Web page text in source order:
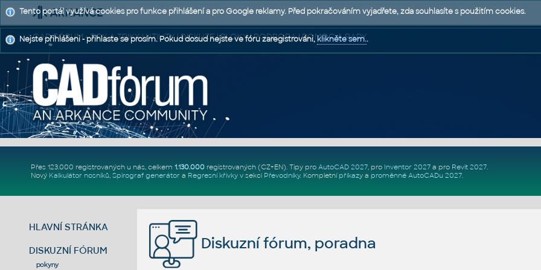
CAD FÓRUM - TIPY A TRIKY | UTILITY | DISKUZE | BLOKY | PODPORA | POMOC A RADY
Přes 123.000 registrovaných u nás, celkem 1.130.000registrovaných (CZ+EN). Tipy pro AutoCAD 2027, pro Inventor 2027a pro Revit 2027.
Nový Kalkulátor nosníků, Spirograf generátor a Regresní křivkyv sekci Převodníky. Kompletní příkazya proměnné AutoCADu 2027.
HLAVNÍ STRÁNKA
DISKUZNÍ FÓRUM
pokyny
Diskuzní fórum, poradna
Tento portál využívá cookies pro funkce přihlášení a pro Google reklamy. Před pokračováním vyjadřete, zda souhlasíte s použitím cookies.
Nejste přihlášeni - přihlaste se prosím. Pokud dosud nejste ve fóru zaregistrováni,klikněte sem..